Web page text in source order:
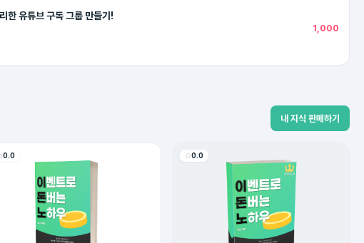
한 유튜브 구독 그룹 만들기!
1,000
내 지식 판매하기
0.0 0.0